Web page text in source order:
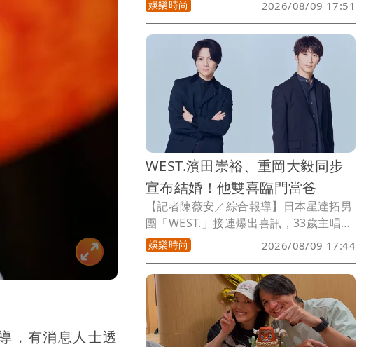
，有消息人士透
訪台，8、9日接連在台北流行音樂中心開
唱，2場吸引9000人次朝聖。他以
《EAT》、《我推的孩子3》片尾曲
《Serenade》、《Eureka》、
《Catherine》揭開序幕，大喊：「今天
的我會very very dancing，還有very
very jumping，大家可以嗎，那我們要
上囉！」引起台下尖叫聲連連。
娛樂時尚 2026/08/09 17:51
WEST.濱田崇裕、重岡大毅同步
宣布結婚！他雙喜臨門當爸
【記者陳薇安／綜合報導】日本星達拓男
團「WEST.」接連爆出喜訊，33歲主唱重
岡大毅、37歲成員濱田崇裕雙雙宣布結婚
喜訊。2人今天在官網表示與圈外女友完
婚，重岡大毅更直接升格當爸，報告孩子
出生的好消息，包括已婚的桐山照史、神
山智洋，WEST.中已累積4名人夫。
娛樂時尚 2026/08/09 17:44